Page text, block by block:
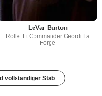
LeVar Burton
Rolle: Lt Commander Geordi La
Forge
vollständiger Stab